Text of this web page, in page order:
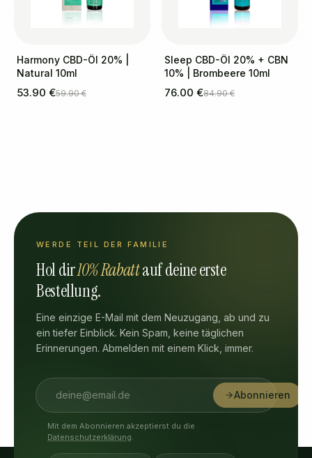
Harmony CBD-Öl 20% |
Natural 10ml
53.90 €59.90 €
Sleep CBD-Öl 20% + CBN
10% | Brombeere 10ml
76.00 €84.90 €
WERDE TEIL DER FAMILIE
Hol dir10% Rabattauf deine erste
Bestellung.
Eine einzige E-Mail mit dem Neuzugang, ab und zu
ein tiefer Einblick. Kein Spam, keine täglichen
Erinnerungen. Abmelden mit einem Klick, immer.
Abonnieren
Mit dem Abonnieren akzeptierst du die
Datenschutzerklärung.